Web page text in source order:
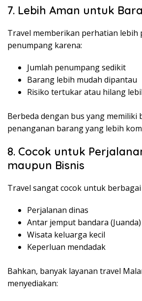
7. Lebih Aman untuk
Travel memberikan perhatian lebih
penumpang karena:
Jumlah penumpang sedikit
Barang lebih mudah dipantau
Risiko tertukar atau hilang
Berbeda dengan bus yang memiliki
penanganan barang yang lebih
8. Cocok untuk
maupun Bisnis
Travel sangat cocok untuk
Perjalanan dinas
Antar jemput bandara (Juanda)
Wisata keluarga kecil
Keperluan mendadak
Bahkan, banyak layanan travel
menyediakan: